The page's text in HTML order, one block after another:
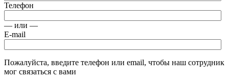
Телефон
— или —
E-mail
Пожалуйста, введите телефон или email, чтобы наш сотрудник
мог связаться с вами